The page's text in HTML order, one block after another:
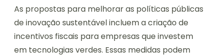
As propostas para melhorar as políticas públicas
de inovação sustentável incluem a criação de
incentivos fiscais para empresas que investem
em tecnologias verdes. Essas medidas podem